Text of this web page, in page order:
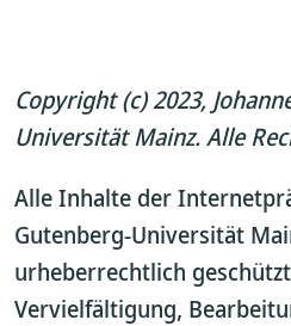
Copyright (c) 2023,
Universität Mainz. Alle
Alle Inhalte der
Gutenberg-Universität
urheberrechtlich
Vervielfältigung,